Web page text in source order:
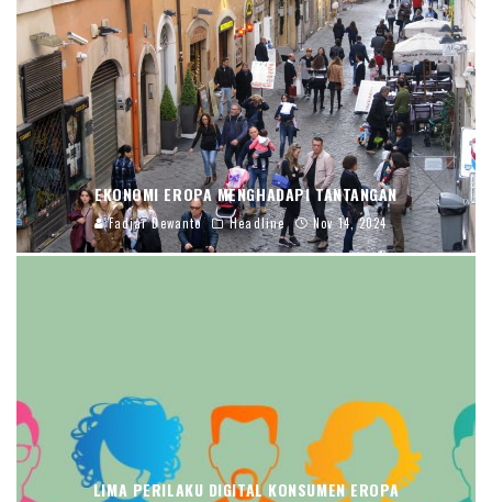
EKONOMI EROPA MENGHADAPI TANTANGAN
Fadjar Dewanto Headline Nov 14, 2024
LIMA PERILAKU DIGITAL KONSUMEN EROPA